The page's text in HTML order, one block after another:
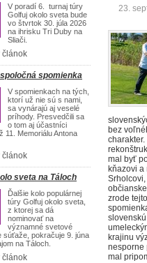
V poradí 6. turnaj túry
Golfuj okolo sveta bude
vo štvrtok 30. júla 2026
na ihrisku Tri Duby na
Sliači.
článok
spomienka
V spomienkach na tých,
ktorí už nie sú s nami,
sa vynárajú aj veselé
príhody. Presvedčili sa
o tom aj účastníci
11. Memoriálu Antona
článok
sveta na Táloch
Ďalšie kolo populárnej
túry Golfuj okolo sveta,
z ktorej sa dá
nominovať na
významné svetové
súťaže, pokračuje 9. júna
na Táloch.
článok
23.
bez
mal byť
kňazovi
zrode
krajinu
nesporne
mal